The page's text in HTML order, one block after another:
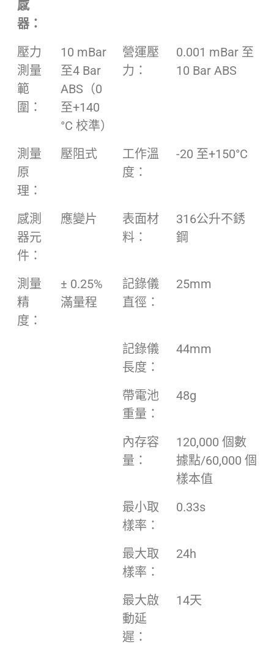
感
器：
壓力
測量
範
圍：
10 mBar
至4 Bar
ABS（0
至+140
°C 校準）
營運壓
力：
0.001 mBar 至
10 Bar ABS
測量
原
理：
壓阻式
工作溫
度：
-20 至+150°C
感測
器元
件：
應變片
表面材
料：
316公升不銹
鋼
測量
精
度：
± 0.25%
滿量程
記錄儀
直徑：
25mm
記錄儀
長度：
44mm
帶電池
重量：
48g
內存容
量：
120,000 個數
據點/60,000 個
樣本值
最小取
樣率：
0.33s
最大取
樣率：
24h
最大啟
動延
遲：
14天